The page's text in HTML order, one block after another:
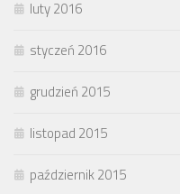
luty 2016
styczeń 2016
grudzień 2015
listopad 2015
październik 2015